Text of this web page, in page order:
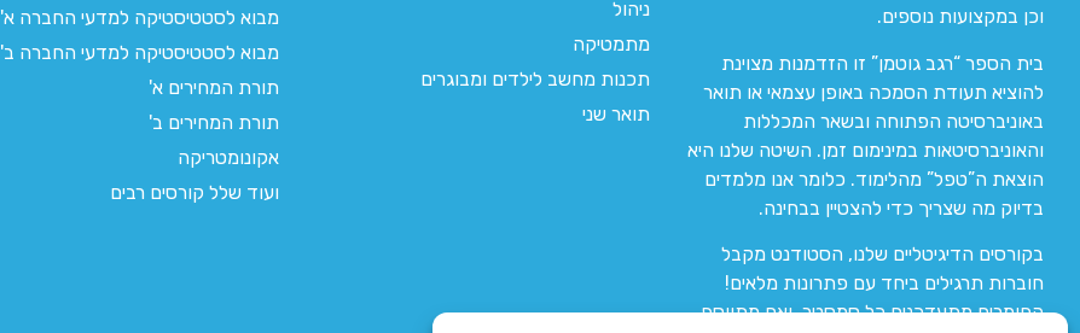
וכן במקצועות נוספים.
בית הספר “רגב גוטמן” זו הזדמנות מצוינת
להוציא תעודת הסמכה באופן עצמאי או תואר
באוניברסיטה הפתוחה ובשאר המכללות
והאוניברסיטאות במינימום זמן. השיטה שלנו היא
הוצאת ה”טפל” מהלימוד. כלומר אנו מלמדים
בדיוק מה שצריך כדי להצטיין בבחינה.
בקורסים הדיגיטליים שלנו, הסטודנט מקבל
חוברות תרגילים ביחד עם פתרונות מלאים!
החומרים מתעדכנים כל סמסטר, ואם מתווסף
ניהול
מתמטיקה
תכנות מחשב לילדים ומבוגרים
תואר שני
מבוא לסטטיסטיקה למדעי החברה א'
מבוא לסטטיסטיקה למדעי החברה ב'
תורת המחירים א'
תורת המחירים ב'
אקונומטריקה
ועוד שלל קורסים רבים